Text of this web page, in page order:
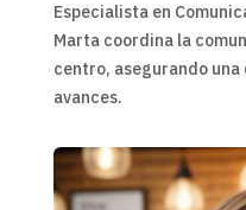
Especialista en
Marta coordina la
centro, asegurando
avances.